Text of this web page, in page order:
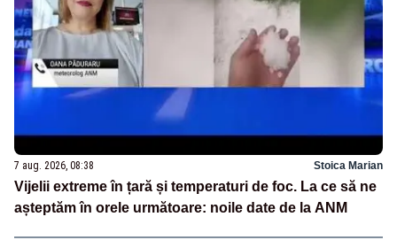
7 aug. 2026, 08:38 Stoica Marian
Vijelii extreme în țară și temperaturi de foc. La ce să ne
așteptăm în orele următoare: noile date de la ANM